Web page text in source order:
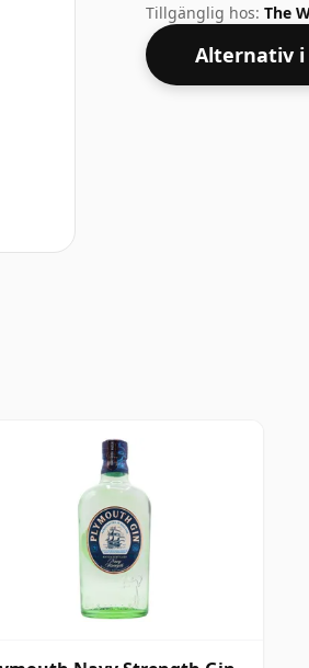
Tillgänglig hos: The
Alternativ i